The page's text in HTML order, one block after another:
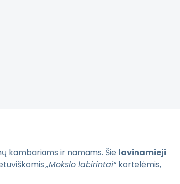
kambariams ir namams. Šie lavinamieji
„Mokslo labirintai“kortelėmis,